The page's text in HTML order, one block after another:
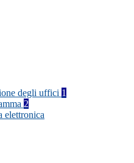
degli uffici 1
2
elettronica